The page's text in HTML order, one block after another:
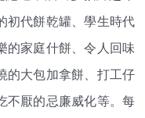
初代餅乾罐、學生時代
的家庭什餅、令人回味
的大包加拿餅、打工仔
不厭的忌廉威化等。每